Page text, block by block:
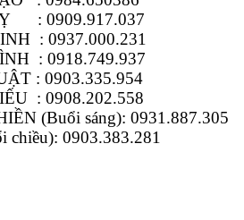
: 0909.917.037
: 0937.000.231
: 0918.749.937
: 0903.335.954
: 0908.202.558
(Buổi sáng): 0931.887.305
chiều): 0903.383.281